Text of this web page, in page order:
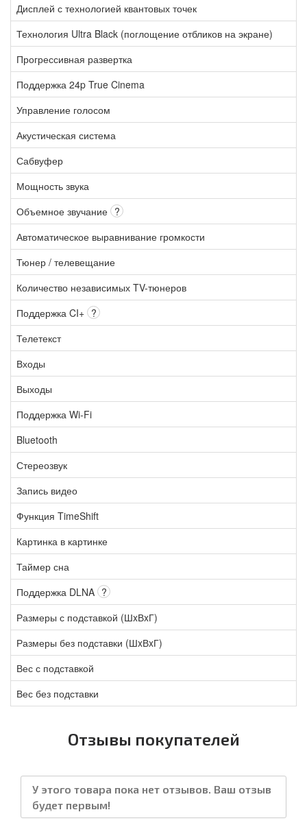
Дисплей с технологией квантовых точек
Технология Ultra Black (поглощение отбликов на экране)
Прогрессивная развертка
Поддержка 24p True Cinema
Управление голосом
Акустическая система
Сабвуфер
Мощность звука
Объемное звучание ?
Автоматическое выравнивание громкости
Тюнер / телевещание
Количество независимых TV-тюнеров
Поддержка CI+ ?
Телетекст
Входы
Выходы
Поддержка Wi-Fi
Bluetooth
Стереозвук
Запись видео
Функция TimeShift
Картинка в картинке
Таймер сна
Поддержка DLNA ?
Размеры с подставкой (ШxВxГ)
Размеры без подставки (ШxВxГ)
Вес с подставкой
Вес без подставки
Отзывы покупателей
У этого товара пока нет отзывов. Ваш отзыв
будет первым!